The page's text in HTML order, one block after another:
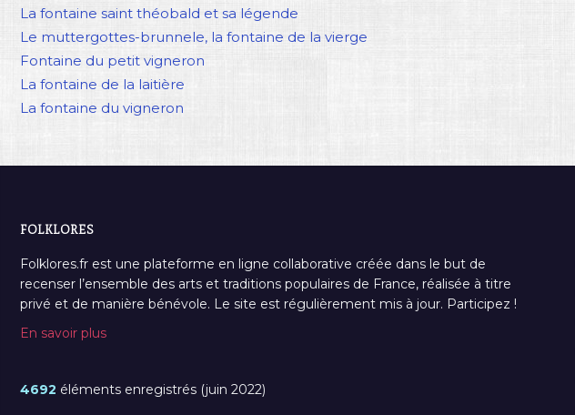
La fontaine saint théobald et sa légende
Le muttergottes-brunnele, la fontaine de la vierge
Fontaine du petit vigneron
La fontaine de la laitière
La fontaine du vigneron
FOLKLORES
Folklores.fr est une plateforme en ligne collaborative créée dans le but de
recenser l’ensemble des arts et traditions populaires de France, réalisée à titre
privé et de manière bénévole. Le site est régulièrement mis à jour. Participez !
En savoir plus
4692 éléments enregistrés (juin 2022)